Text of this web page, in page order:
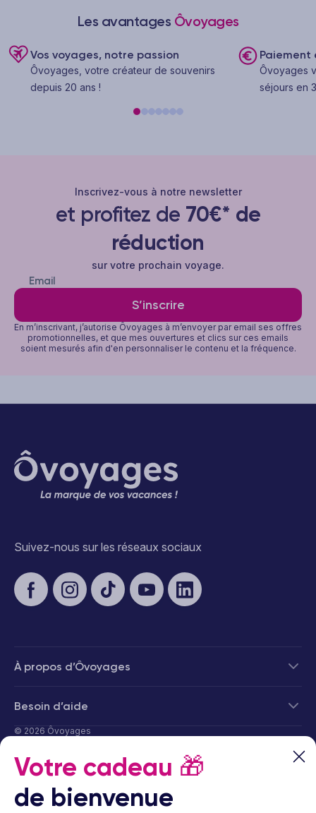
Les avantages Ôvoyages
Vos voyages, notre passion
Ôvoyages, votre créateur de souvenirs
depuis 20 ans !
Paiement
Ôvoyages
séjours en
Inscrivez-vous à notre newsletter
et profitez de 70€* de
réduction
sur votre prochain voyage.
S’inscrire
En m’inscrivant, j’autorise Ôvoyages à m’envoyer par email ses offres
promotionnelles, et que mes ouvertures et clics sur ces emails
soient mesurés afin d'en personnaliser le contenu et la fréquence.
Suivez-nous sur les réseaux sociaux
À propos d’Ôvoyages
Besoin d’aide
© 2026 Ôvoyages
Votre cadeau 🎁
de bienvenue